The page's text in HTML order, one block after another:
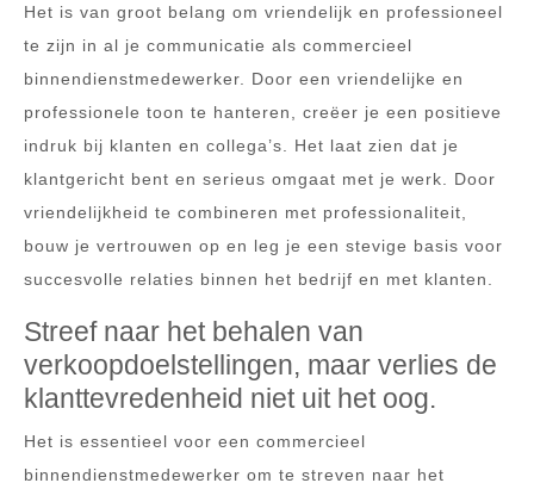
Het is van groot belang om vriendelijk en professioneel
te zijn in al je communicatie als commercieel
binnendienstmedewerker. Door een vriendelijke en
professionele toon te hanteren, creëer je een positieve
indruk bij klanten en collega’s. Het laat zien dat je
klantgericht bent en serieus omgaat met je werk. Door
vriendelijkheid te combineren met professionaliteit,
bouw je vertrouwen op en leg je een stevige basis voor
succesvolle relaties binnen het bedrijf en met klanten.
Streef naar het behalen van
verkoopdoelstellingen, maar verlies de
klanttevredenheid niet uit het oog.
Het is essentieel voor een commercieel
binnendienstmedewerker om te streven naar het